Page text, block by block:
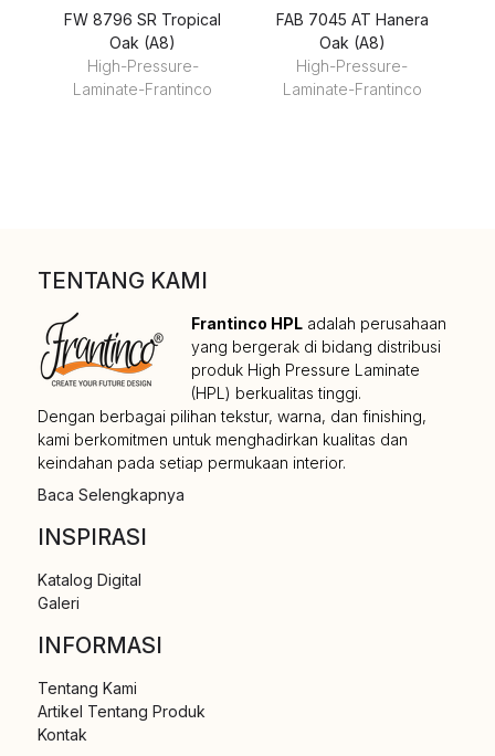
FW 8796 SR Tropical
Oak (A8)
High-Pressure-
Laminate-Frantinco
FAB 7045 AT Hanera
Oak (A8)
High-Pressure-
Laminate-Frantinco
TENTANG KAMI
Frantinco HPL adalah perusahaan
yang bergerak di bidang distribusi
produk High Pressure Laminate
(HPL) berkualitas tinggi.
Dengan berbagai pilihan tekstur, warna, dan finishing,
kami berkomitmen untuk menghadirkan kualitas dan
keindahan pada setiap permukaan interior.
Baca Selengkapnya
INSPIRASI
Katalog Digital
Galeri
INFORMASI
Tentang Kami
Artikel Tentang Produk
Kontak